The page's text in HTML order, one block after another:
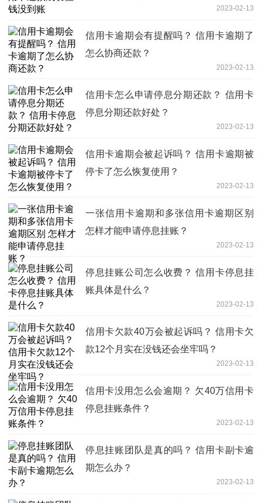
2023-02-13
信用卡逾期会有提醒吗？ 信用卡逾期了
怎么协商还款？
2023-02-13
信用卡怎么申请停息分期还款？ 信用卡
停息分期还款好处？
2023-02-13
信用卡逾期会被起诉吗？ 信用卡逾期被
停卡了怎么恢复使用？
2023-02-13
一张信用卡逾期和多张信用卡逾期区别
怎样才能申请停息挂账？
2023-02-13
停息挂账公司怎么收费？ 信用卡停息挂
账具体是什么？
2023-02-13
信用卡欠款40万会被起诉吗？ 信用卡欠
款12个月实在没钱还会坐牢吗？
2023-02-13
信用卡没用怎么会逾期？ 欠40万信用卡
停息挂账条件？
2023-02-13
停息挂账团队是真的吗？ 信用卡副卡逾
期怎么办？
2023-02-13